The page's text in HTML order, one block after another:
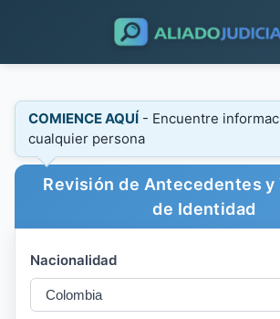
COMIENCE AQUÍ - Encuentre
cualquier persona
Revisión de Antecedentes y
de Identidad
Nacionalidad